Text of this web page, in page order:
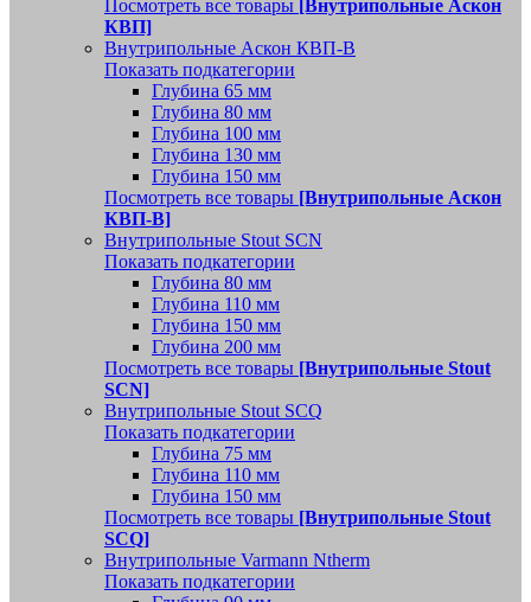
Посмотреть все товары [Внутрипольные Аскон
КВП]
Внутрипольные Аскон КВП-В
Показать подкатегории
Глубина 65 мм
Глубина 80 мм
Глубина 100 мм
Глубина 130 мм
Глубина 150 мм
Посмотреть все товары [Внутрипольные Аскон
КВП-В]
Внутрипольные Stout SCN
Показать подкатегории
Глубина 80 мм
Глубина 110 мм
Глубина 150 мм
Глубина 200 мм
Посмотреть все товары [Внутрипольные Stout
SCN]
Внутрипольные Stout SCQ
Показать подкатегории
Глубина 75 мм
Глубина 110 мм
Глубина 150 мм
Посмотреть все товары [Внутрипольные Stout
SCQ]
Внутрипольные Varmann Ntherm
Показать подкатегории